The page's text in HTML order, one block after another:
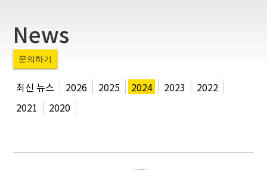
News
문의하기
최신 뉴스 2026 2025 2024 2023
2022
2021
2020